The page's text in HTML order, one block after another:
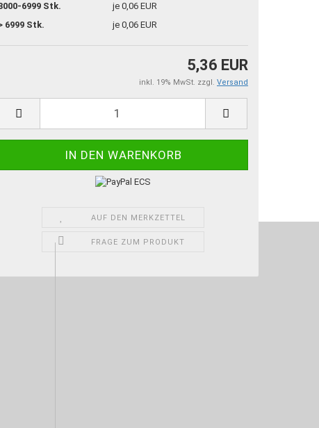
6999 Stk.
je 0,06 EUR
6999 Stk.
je 0,06 EUR
5,36 EUR
inkl. 19% MwSt. zzgl. Versand
AUF DEN MERKZETTEL
FRAGE ZUM PRODUKT